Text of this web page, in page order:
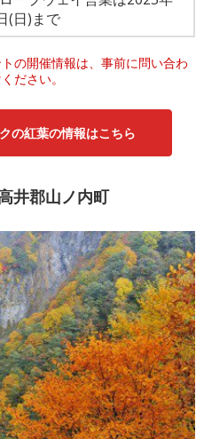
(日)まで
の開催情報は、事前に問い合わ
ださい。
の紅葉の情報はこちら
井郡山ノ内町